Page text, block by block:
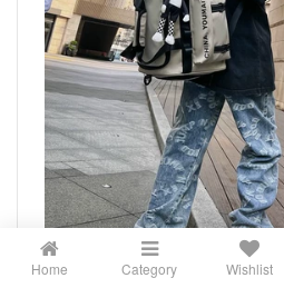
Home Category Wishlist